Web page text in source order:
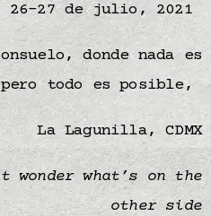
26-27 de julio, 2021
donde nada es
todo es posible,
La Lagunilla, CDMX
wonder what’s on the
other side